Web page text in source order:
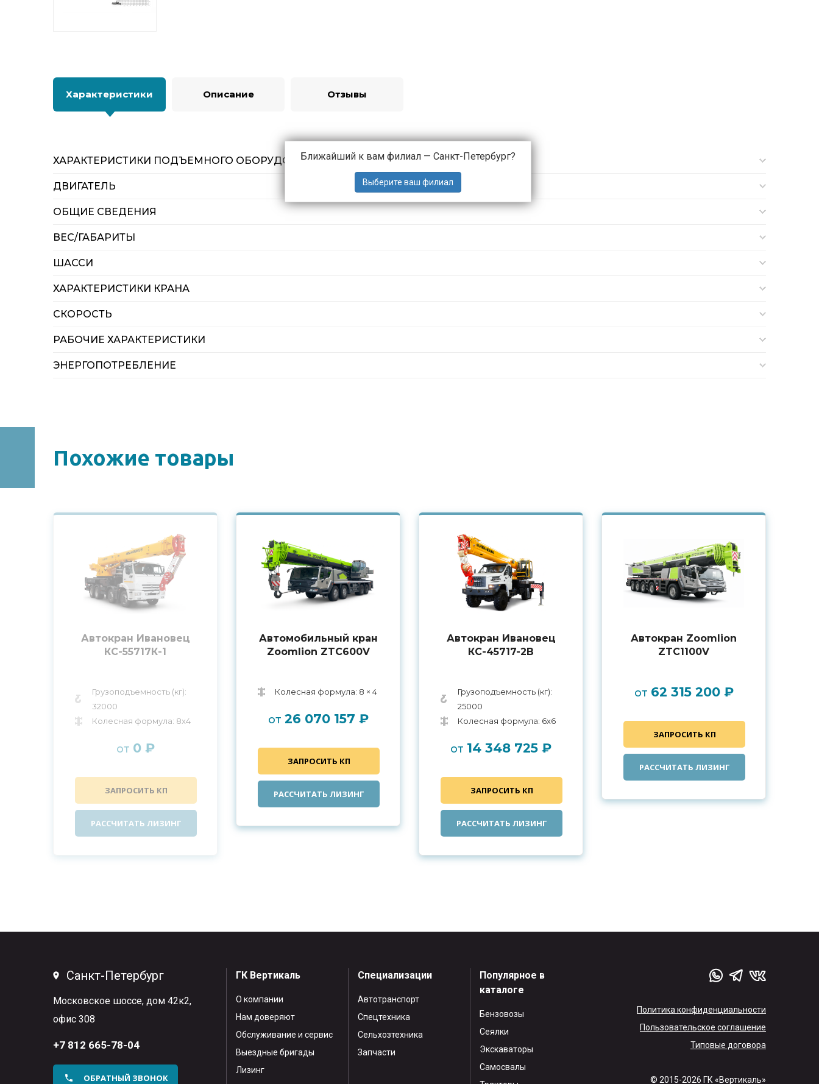
Ближайший к вам филиал — Санкт-Петербург?
Характеристики Описание Отзывы
ХАРАКТЕРИСТИКИ ПОДЪЕМНОГО ОБОРУДОВАНИЯ
ДВИГАТЕЛЬ
ОБЩИЕ СВЕДЕНИЯ
ВЕС/ГАБАРИТЫ
ШАССИ
ХАРАКТЕРИСТИКИ КРАНА
СКОРОСТЬ
РАБОЧИЕ ХАРАКТЕРИСТИКИ
ЭНЕРГОПОТРЕБЛЕНИЕ
Похожие товары
Автокран Ивановец
КС-55717К-1
Грузоподъемность (кг):
32000
Колесная формула: 8x4
от 0 ₽
ЗАПРОСИТЬ КП
РАССЧИТАТЬ ЛИЗИНГ
Автомобильный кран
Zoomlion ZTC600V
Колесная формула: 8 × 4
от 26 070 157 ₽
ЗАПРОСИТЬ КП
РАССЧИТАТЬ ЛИЗИНГ
Автокран Ивановец
КС-45717-2В
Грузоподъемность (кг):
25000
Колесная формула: 6x6
от 14 348 725 ₽
ЗАПРОСИТЬ КП
РАССЧИТАТЬ ЛИЗИНГ
Автокран Zoomlion
ZTC1100V
от 62 315 200 ₽
ЗАПРОСИТЬ КП
РАССЧИТАТЬ ЛИЗИНГ
Санкт-Петербург
Московское шоссе, дом 42к2,
офис 308
+7 812 665-78-04
ОБРАТНЫЙ ЗВОНОК
ГК Вертикаль
О компании
Нам доверяют
Обслуживание и сервис
Выездные бригады
Лизинг
Специализации
Автотранспорт
Спецтехника
Сельхозтехника
Запчасти
Популярное в
каталоге
Бензовозы
Сеялки
Экскаваторы
Самосвалы
Политика конфиденциальности
Пользовательское соглашение
Типовые договора
© 2015-2026 ГК «Вертикаль»